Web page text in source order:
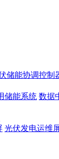
储能协调控制
储能系统 数据
光伏发电运维